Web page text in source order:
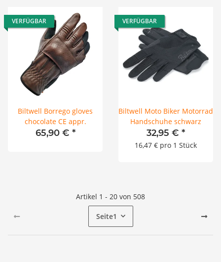
VERFÜGBAR
Biltwell Borrego gloves
chocolate CE appr.
65,90 € *
VERFÜGBAR
Biltwell Moto Biker Motorrad
Handschuhe schwarz
32,95 € *
16,47 € pro 1 Stück
Artikel 1 - 20 von 508
Seite1